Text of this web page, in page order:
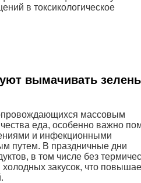
в токсикологическое
вымачивать
массовым
еда, особенно важно
и инфекционными
путем. В праздничные дни
в том числе без
закусок, что